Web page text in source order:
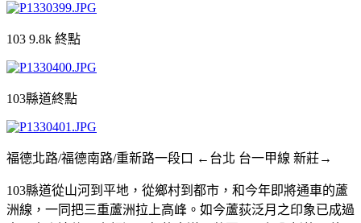
103 9.8k 終點
103縣道終點
福德北路/福德南路/重新路一段口 ←台北 台一甲線 新莊→
103縣道從山河到平地，從鄉村到都市，和今年即將通車的蘆
洲線，一同把三重蘆洲拉上高峰。如今蘆荻泛月之印象已成過